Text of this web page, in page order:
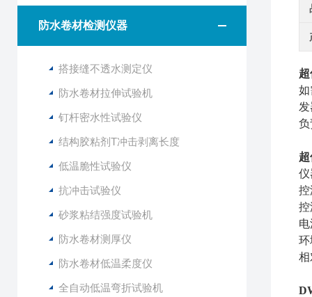
防水卷材检测仪器
搭接缝不透水测定仪
防水卷材拉伸试验机
钉杆密水性试验仪
结构胶粘剂T冲击剥离长度
低温脆性试验仪
抗冲击试验仪
砂浆粘结强度试验机
防水卷材测厚仪
防水卷材低温柔度仪
全自动低温弯折试验机
超
负
超
仪
控
控
环
相